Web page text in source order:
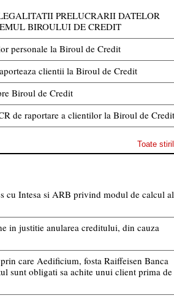
PRELUCRARII DATELOR
BIROULUI DE CREDIT
personale la Biroul de Credit
clientii la Biroul de Credit
Biroul de Credit
de raportare a clientilor la Biroul de Credit
Toate
cu Intesa si ARB privind modul de calcul al
in justitie anularea creditului, din cauza
care Aedificium, fosta Raiffeisen Banca
sunt obligati sa achite unui client prima de